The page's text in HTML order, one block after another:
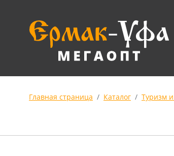
Главная страница Каталог Туризм